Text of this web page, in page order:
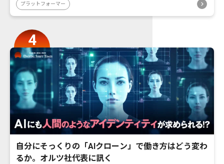
プラットフォーマー
自分にそっくりの「AIクローン」で働き方はどう変わ
るか。オルツ社代表に訊く